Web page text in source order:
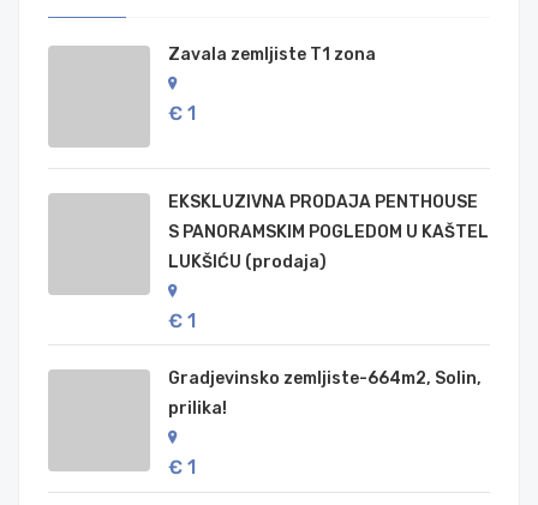
Zavala zemljiste T1 zona
€ 1
EKSKLUZIVNA PRODAJA PENTHOUSE
S PANORAMSKIM POGLEDOM U KAŠTEL
LUKŠIĆU (prodaja)
€ 1
Gradjevinsko zemljiste-664m2, Solin,
prilika!
€ 1